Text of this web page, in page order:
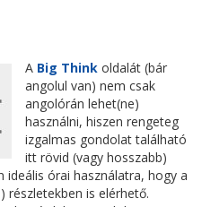
A Big Think oldalát (bár
angolul van) nem csak
angolórán lehet(ne)
használni, hiszen rengeteg
izgalmas gondolat található
itt rövid (vagy hosszabb)
órai használatra, hogy a
részletekben is elérhető.